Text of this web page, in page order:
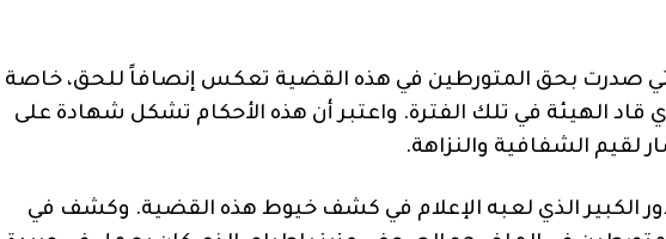
صدرت بحق المتورطين في هذه القضية تعكس إنصافاً للحق، خاصة
قاد الهيئة في تلك الفترة. واعتبر أن هذه الأحكام تشكل شهادة على
لقيم الشفافية والنزاهة.
الكبير الذي لعبه الإعلام في كشف خيوط هذه القضية. وكشف في